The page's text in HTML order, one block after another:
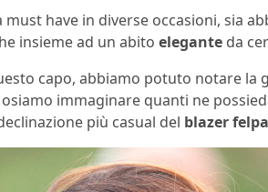
have in diverse occasioni, sia
insieme ad un abito elegante da
capo, abbiamo potuto notare
immaginare quanti ne
più casual del blazer